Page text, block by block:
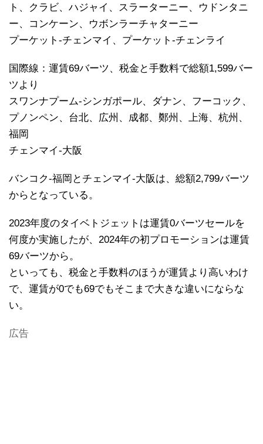
ト、クラビ、ハジャイ、スラーターニー、ウドンタニ
ー、コンケーン、ウボンラーチャターニー
プーケット-チェンマイ、プーケット-チェンライ
国際線：運賃69バーツ、税金と手数料で総額1,599バー
ツより
スワンナプーム-シンガポール、ダナン、フーコック、
プノンペン、台北、広州、成都、鄭州、上海、杭州、
福岡
チェンマイ-大阪
バンコク-福岡とチェンマイ-大阪は、総額2,799バーツ
からとなっている。
2023年度のタイベトジェットは運賃0バーツセールを
何度か実施したが、2024年の初プロモーションは運賃
69バーツから。
といっても、税金と手数料のほうが運賃より高いわけ
で、運賃が0でも69でもそこまで大きな違いにならな
い。
広告